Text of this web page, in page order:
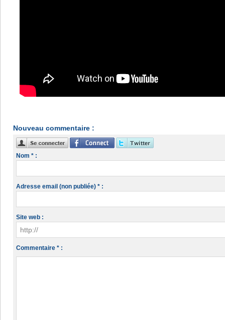
Nouveau commentaire :
Nom * :
Adresse email (non publiée) * :
Site web :
Commentaire * :